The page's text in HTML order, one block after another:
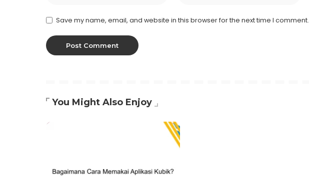
Save my name, email, and website in this browser for the next time I comment.
You Might Also Enjoy